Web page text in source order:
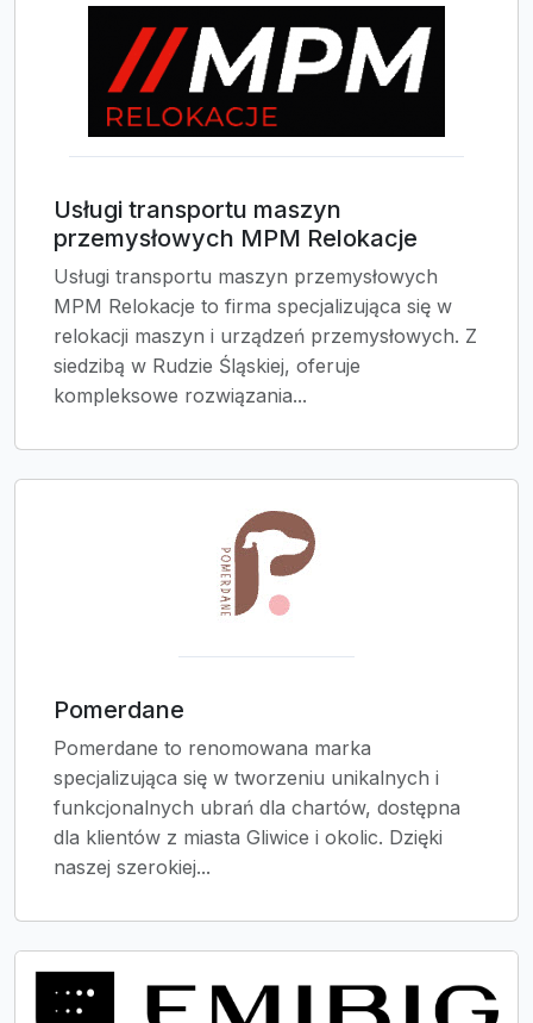
Usługi transportu maszyn
przemysłowych MPM Relokacje
Usługi transportu maszyn przemysłowych
MPM Relokacje to firma specjalizująca się w
relokacji maszyn i urządzeń przemysłowych. Z
siedzibą w Rudzie Śląskiej, oferuje
kompleksowe rozwiązania...
Pomerdane
Pomerdane to renomowana marka
specjalizująca się w tworzeniu unikalnych i
funkcjonalnych ubrań dla chartów, dostępna
dla klientów z miasta Gliwice i okolic. Dzięki
naszej szerokiej...